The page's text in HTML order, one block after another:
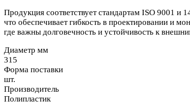
Продукция соответствует стандартам ISO 9001 и
что обеспечивает гибкость в проектировании и
где важны долговечность и устойчивость к
Диаметр мм
315
Форма поставки
шт.
Производитель
Полипластик